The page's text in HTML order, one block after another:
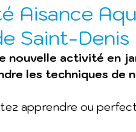
Aisance
Saint-Denis
nouvelle activité en
les techniques de
apprendre ou